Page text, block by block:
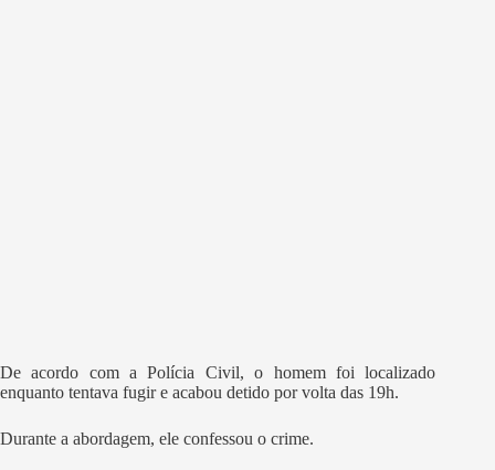
De acordo com a Polícia Civil, o homem foi localizado
enquanto tentava fugir e acabou detido por volta das 19h.
Durante a abordagem, ele confessou o crime.